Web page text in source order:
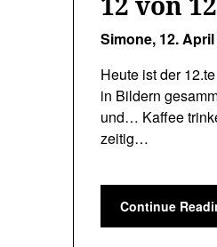
Simone, 12.
Heute ist der
in Bildern
und… Kaffee
zeitig…
Continue